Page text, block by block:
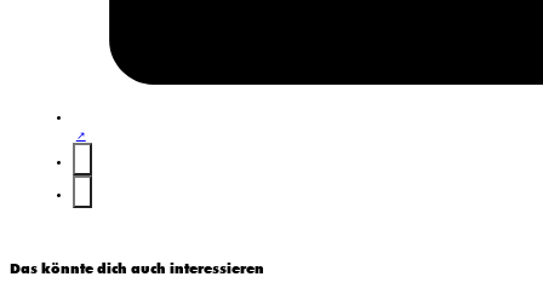
Das könnte dich auch interessieren